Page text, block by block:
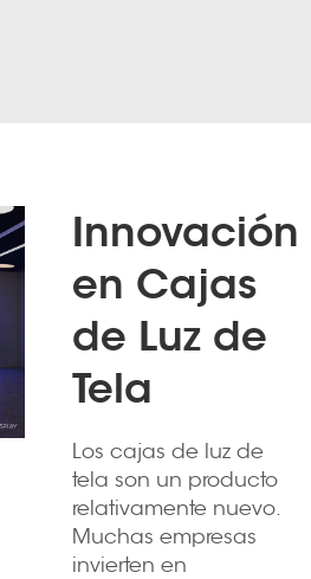
Innovación
en Cajas
de Luz de
Tela
Los cajas de luz de
tela son un producto
relativamente nuevo.
Muchas empresas
invierten en